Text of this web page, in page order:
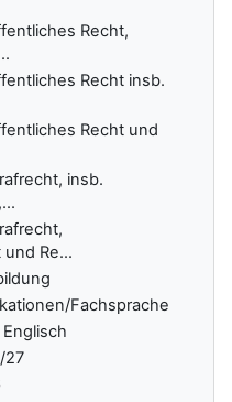
Recht,
Recht insb.
Recht und
insb.
Re...
Fachsprache
27